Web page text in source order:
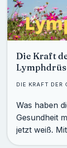
Die Kraft
DIE KRAFT DER
Was haben
Gesundheit
jetzt weiß.